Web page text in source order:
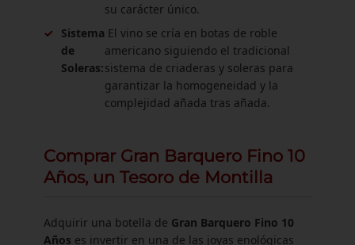
su carácter único.
✓
Sistema
de
Soleras:
El vino se cría en botas de roble
americano siguiendo el tradicional
sistema de criaderas y soleras para
garantizar la homogeneidad y la
complejidad añada tras añada.
Comprar Gran Barquero Fino 10
Años, un Tesoro de Montilla
Adquirir una botella de Gran Barquero Fino 10
Años es invertir en una de las joyas enológicas